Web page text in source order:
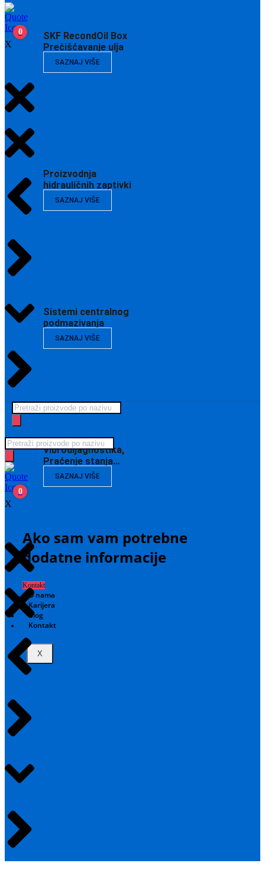
SKF RecondOil Box
Prečišćavanje ulja
SAZNAJ VIŠE
Proizvodnja
hidrauličnih zaptivki
SAZNAJ VIŠE
Sistemi centralnog
podmazivanja
SAZNAJ VIŠE
Vibrodijagnostika,
Praćenje stanja…
SAZNAJ VIŠE
Ako sam vam potrebne
dodatne informacije
Kontakt
O nama
Karijera
Blog
Kontakt
X
0
X
Products
search
Products
search
0
X